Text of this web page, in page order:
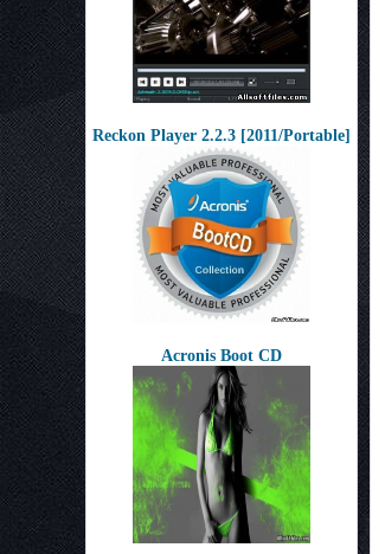
Reckon Player 2.2.3 [2011/Portable]
Acronis Boot CD